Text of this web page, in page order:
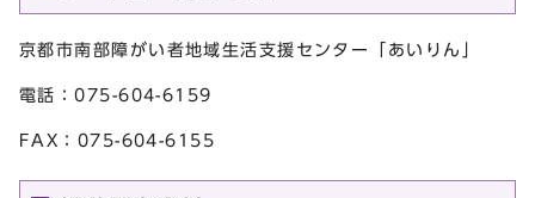
京都市南部障がい者地域生活支援センター「あいりん」
電話：075-604-6159
FAX：075-604-6155